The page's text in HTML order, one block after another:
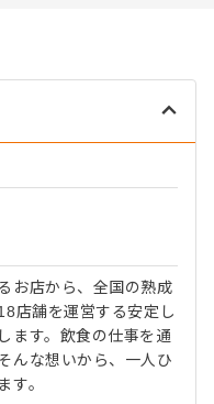
お店から、全国の熟成
店舗を運営する安定し
ます。飲食の仕事を通
んな想いから、一人ひ
す。